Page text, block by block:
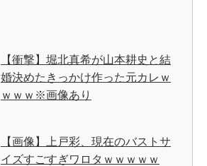
【衝撃】堀北真希が山本耕史と結
婚決めたきっかけ作った元カレｗ
ｗｗｗ※画像あり
【画像】上戸彩、現在のバストサ
イズすごすぎワロタｗｗｗｗｗ